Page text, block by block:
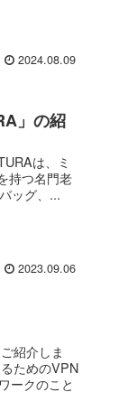
2024.08.09
」の紹
は、ミ
持つ名門老
ッグ、...
2023.09.06
紹介しま
ためのVPN
ークのこと